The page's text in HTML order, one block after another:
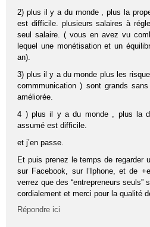
2) plus il y a du monde , plus la
est difficile. plusieurs salaires à
seul salaire. ( vous en avez vu
lequel une monétisation et un
an).
3) plus il y a du monde plus les
commmunication ) sont grands
améliorée.
4 ) plus il y a du monde , plus la
assumé est difficile.
et j’en passe.
Et puis prenez le temps de regarder
sur Facebook, sur l’Iphone, et de
verrez que des “entrepreneurs seuls”
cordialement et merci pour la qualité
Répondre ici